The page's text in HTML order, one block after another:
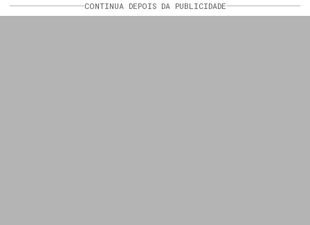
CONTINUA DEPOIS DA PUBLICIDADE